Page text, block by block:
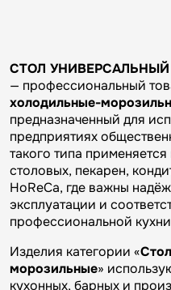
СТОЛ УНИВЕРСАЛЬНЫЙ
— профессиональный
холодильные-
предназначенный для
предприятиях
такого типа
столовых, пекарен,
HoReCa, где важны
эксплуатации и
профессиональной
Изделия категории «
морозильные»
кухонных, барных и